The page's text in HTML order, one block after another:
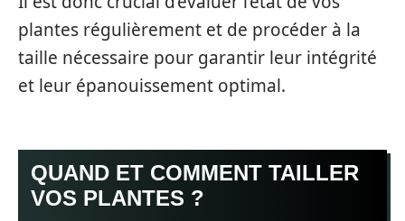
plantes régulièrement et de procéder à la
taille nécessaire pour garantir leur intégrité
et leur épanouissement optimal.
QUAND ET COMMENT TAILLER
VOS PLANTES ?